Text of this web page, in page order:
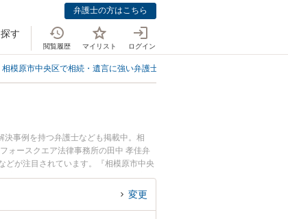
弁護士の方はこちら
す
閲覧履歴 マイリスト ログイン
相模原市中央区で相続・遺言に強い弁護士
事例を持つ弁護士なども掲載中。相
ォースクエア法律事務所の田中 孝佳弁
どが注目されています。『相模原市中央
富な近くの弁護士を検索したい』『初回
。
変更